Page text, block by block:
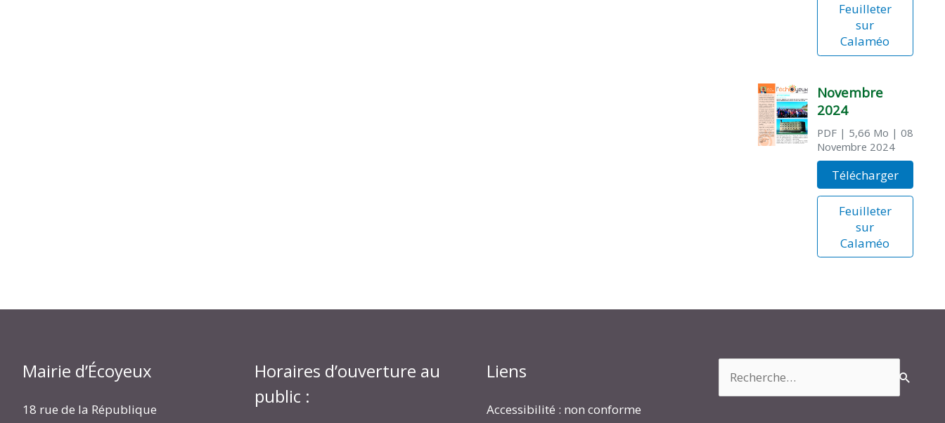
Feuilleter
sur
Calaméo
Novembre
2024
PDF| 5,66 Mo | 08
Novembre 2024
Télécharger
Feuilleter
sur
Calaméo
Mairie d’Écoyeux
18 rue de la République
Horaires d’ouverture au
public :
Liens
Accessibilité : non conforme